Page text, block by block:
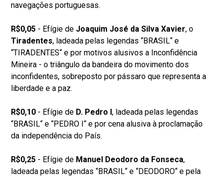
navegações portuguesas.
R$0,05 - Efígie de Joaquim José da Silva Xavier, o
Tiradentes, ladeada pelas legendas “BRASIL“ e
“TIRADENTES“ e por motivos alusivos a Inconfidência
Mineira - o triângulo da bandeira do movimento dos
inconfidentes, sobreposto por pássaro que representa a
liberdade e a paz.
R$0,10 - Efígie de D. Pedro I , ladeada pelas legendas
“BRASIL“ e “PEDRO I“ e por cena alusiva à proclamação
da independência do País.
R$0,25 - Efígie de Manuel Deodoro da Fonseca,
ladeada pelas legendas “BRASIL“ e “DEODORO“ e pela